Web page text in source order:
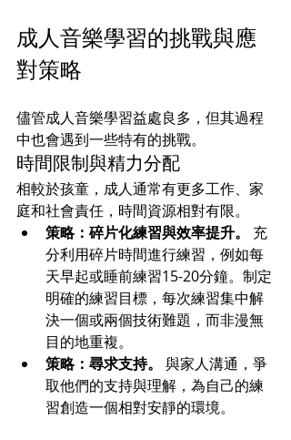
成人音樂學習的挑戰與應
對策略
儘管成人音樂學習益處良多，但其過程
中也會遇到一些特有的挑戰。
時間限制與精力分配
相較於孩童，成人通常有更多工作、家
庭和社會責任，時間資源相對有限。
策略：碎片化練習與效率提升。
充
分利用碎片時間進行練習，例如每
天早起或睡前練習15-20分鐘。制定
明確的練習目標，每次練習集中解
決一個或兩個技術難題，而非漫無
目的地重複。
策略：尋求支持。
與家人溝通，爭
取他們的支持與理解，為自己的練
習創造一個相對安靜的環境。